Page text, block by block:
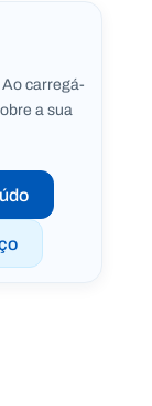
carregá-
a sua